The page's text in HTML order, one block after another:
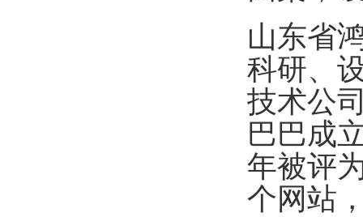
山东省
科研、
技术公
巴巴成
年被评
个网站